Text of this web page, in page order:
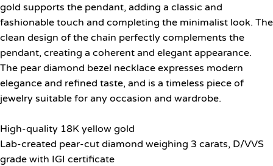
gold supports the pendant, adding a classic and
fashionable touch and completing the minimalist look. The
clean design of the chain perfectly complements the
pendant, creating a coherent and elegant appearance.
The pear diamond bezel necklace expresses modern
elegance and refined taste, and is a timeless piece of
jewelry suitable for any occasion and wardrobe.
High-quality 18K yellow gold
Lab-created pear-cut diamond weighing 3 carats, D/VVS
grade with IGI certificate